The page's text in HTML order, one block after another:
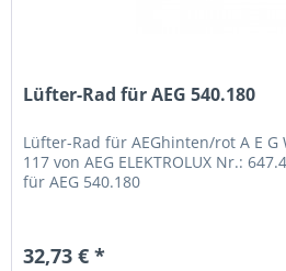
Lüfter-Rad für AEG 540.180
Lüfter-Rad für AEGhinten/rot A E G
117 von AEG ELEKTROLUX Nr.:
für AEG 540.180
32,73 € *